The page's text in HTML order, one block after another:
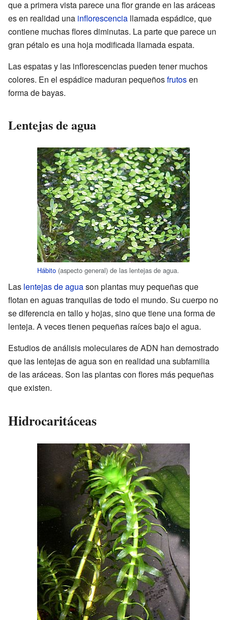
que a primera vista parece una flor grande en las aráceas
es en realidad una inflorescencia llamada espádice, que
contiene muchas flores diminutas. La parte que parece un
gran pétalo es una hoja modificada llamada espata.
Las espatas y las inflorescencias pueden tener muchos
colores. En el espádice maduran pequeñosfrutosen
forma de bayas.
Lentejas de agua
Hábito (aspecto general) de las lentejas de agua.
Las lentejas de aguason plantas muy pequeñas que
flotan en aguas tranquilas de todo el mundo. Su cuerpo no
se diferencia en tallo y hojas, sino que tiene una forma de
lenteja. A veces tienen pequeñas raíces bajo el agua.
Estudios de análisis moleculares de ADN han demostrado
que las lentejas de agua son en realidad una subfamilia
de las aráceas. Son las plantas con flores más pequeñas
que existen.
Hidrocaritáceas